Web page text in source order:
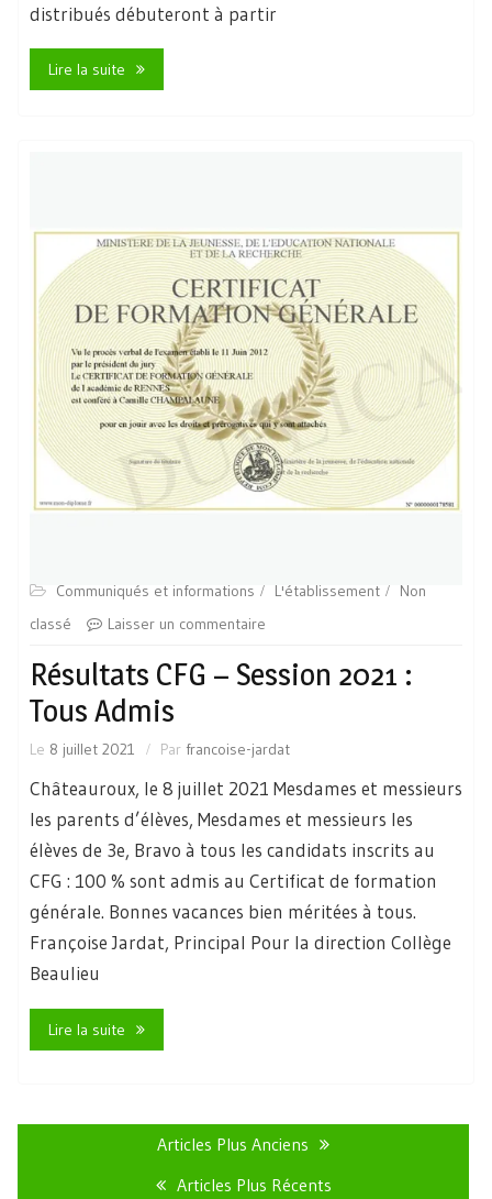
distribués débuteront à partir
Lire la suite
Communiqués et informations L'établissement
Non
classé
Laisser un commentaire
Résultats CFG – Session 2021 :
Tous Admis
Le 8 juillet 2021 Par francoise-jardat
Châteauroux, le 8 juillet 2021 Mesdames et messieurs
les parents d’élèves, Mesdames et messieurs les
élèves de 3e, Bravo à tous les candidats inscrits au
CFG : 100 % sont admis au Certificat de formation
générale. Bonnes vacances bien méritées à tous.
Françoise Jardat, Principal Pour la direction Collège
Beaulieu
Lire la suite
Articles Plus Anciens
Articles Plus Récents